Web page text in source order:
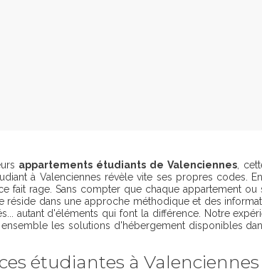
appartements étudiants de Valenciennes,
à Valenciennes révèle vite ses propres codes.
fait rage. Sans compter que chaque appartement
dans une approche méthodique et des
autant d'éléments qui font la différence. Notre
les solutions d'hébergement disponibles
étudiantes à